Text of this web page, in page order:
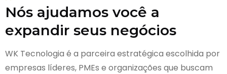
Nós ajudamos você a
expandir seus negócios
WK Tecnologia é a parceira estratégica escolhida por
empresas líderes, PMEs e organizações que buscam